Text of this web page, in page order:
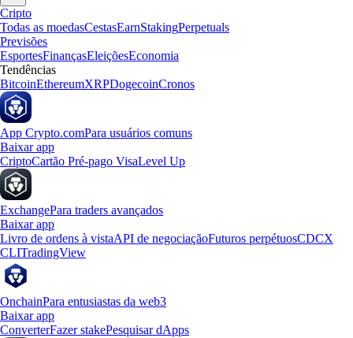
Cripto
Todas as moedasCestasEarnStakingPerpetuals
Previsões
EsportesFinançasEleiçõesEconomia
Tendências
BitcoinEthereumXRPDogecoinCronos
App Crypto.comPara usuários comuns
Baixar app
CriptoCartão Pré-pago VisaLevel Up
ExchangePara traders avançados
Baixar app
Livro de ordens à vistaAPI de negociaçãoFuturos perpétuosCDCX
CLITradingView
OnchainPara entusiastas da web3
Baixar app
ConverterFazer stakePesquisar dApps